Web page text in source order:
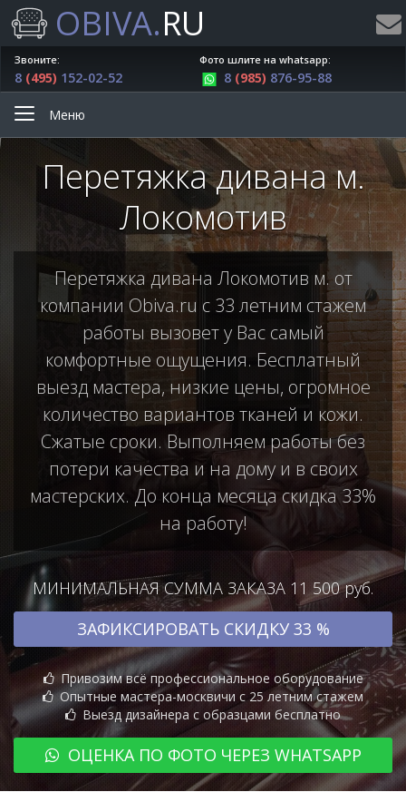
OBIVA.RU
Звоните:
8 (495) 152-02-52
Фото шлите на whatsapp:
8 (985) 876-95-88
Меню
Перетяжка дивана м.
Локомотив
Перетяжка дивана Локомотив м. от
компании Obiva.ru с 33 летним стажем
работы вызовет у Вас самый
комфортные ощущения. Бесплатный
выезд мастера, низкие цены, огромное
количество вариантов тканей и кожи.
Сжатые сроки. Выполняем работы без
потери качества и на дому и в своих
мастерских. До конца месяца скидка 33%
на работу!
МИНИМАЛЬНАЯ СУММА ЗАКАЗА 11 500 руб.
ЗАФИКСИРОВАТЬ СКИДКУ 33 %
Привозим всё профессиональное оборудование
Опытные мастера-москвичи с 25 летним стажем
Выезд дизайнера с образцами бесплатно
ОЦЕНКА ПО ФОТО ЧЕРЕЗ WHATSAPP